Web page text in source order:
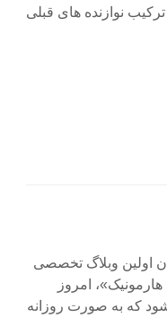
نوازنده های قبلی
هارمونیک» در سال ۱۳۸۲، به عنوان اولین وبلاگ تخصصی
امروز
که به صورت روزانه